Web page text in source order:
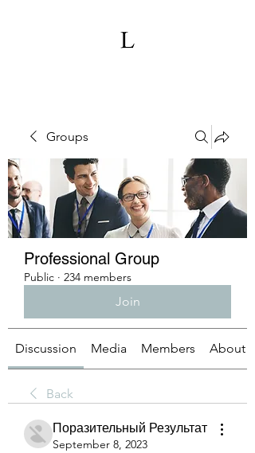
Groups
Professional Group
Public · 234 members
Join
Discussion Media Members About
Back
Поразительный Результат
September 8, 2023